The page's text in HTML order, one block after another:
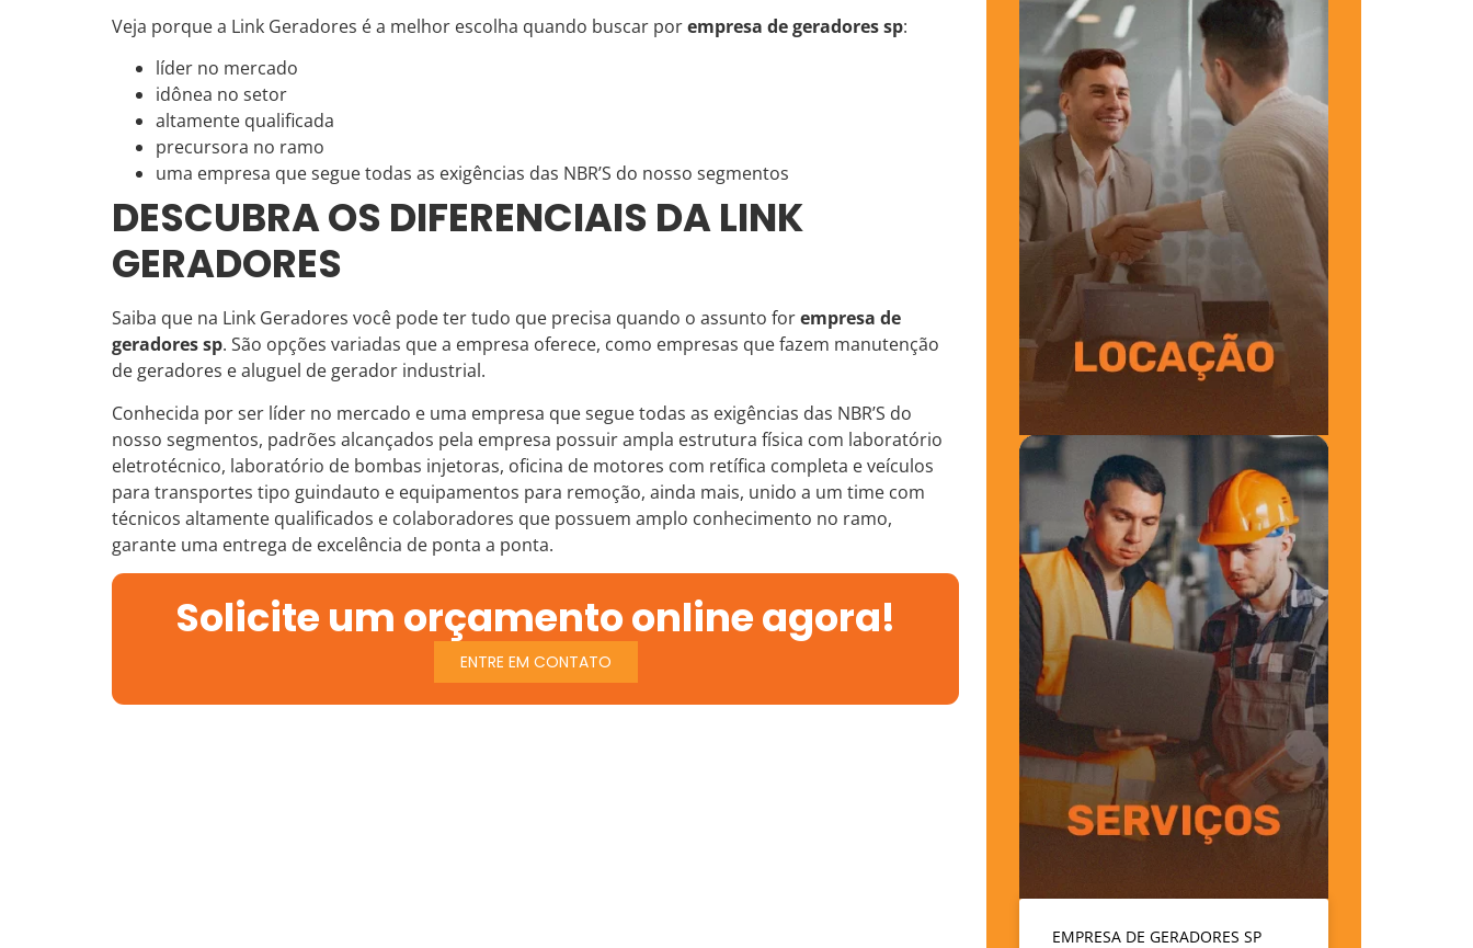
Veja porque a Link Geradores é a melhor escolha quando buscar porempresa de geradores sp:
líder no mercado
idônea no setor
altamente qualificada
precursora no ramo
uma empresa que segue todas as exigências das NBR’S do nosso segmentos
DESCUBRA OS DIFERENCIAIS DA LINK
GERADORES
Saiba que na Link Geradores você pode ter tudo que precisa quando o assunto forempresa de
geradores sp. São opções variadas que a empresa oferece, como empresas que fazem manutenção
de geradores e aluguel de gerador industrial.
Conhecida por ser líder no mercado e uma empresa que segue todas as exigências das NBR’S do
nosso segmentos, padrões alcançados pela empresa possuir ampla estrutura física com laboratório
eletrotécnico, laboratório de bombas injetoras, oficina de motores com retífica completa e veículos
para transportes tipo guindauto e equipamentos para remoção, ainda mais, unido a um time com
técnicos altamente qualificados e colaboradores que possuem amplo conhecimento no ramo,
garante uma entrega de excelência de ponta a ponta.
Solicite um orçamento online agora!
ENTRE EM CONTATO
EMPRESA DE GERADORES SP